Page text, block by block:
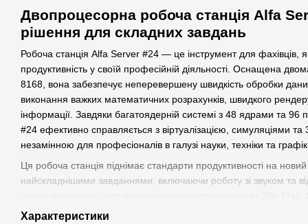
Двопроцесорна робоча станція Alfa
рішення для складних завдань
Робоча станція Alfa Server #24 — це інструмент для фахівців,
продуктивність у своїй професійній діяльності. Оснащена
8168, вона забезпечує неперевершену швидкість обробки
виконання важких математичних розрахунків, швидкого
інформації. Завдяки багатоядерній системі з 48 ядрами та
#24 ефективно справляється з віртуалізацією, симуляціями
незамінною для професіоналів в галузі науки, техніки та
Ця робоча станція піднімає стандарти продуктивності на
найскладнішими завданнями, включаючи роботу зі звуком та
Завдяки відеокарті GeForce RTX5070 12GB, цей комп'ютер
Характеристики